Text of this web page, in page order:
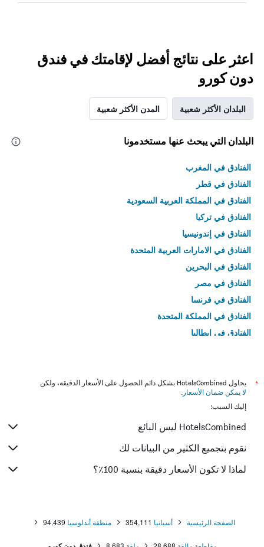
اعثر على نتائج أفضل لإقامتك في فندق
دون كورو
البلدان الأكثر شعبية المدن الأكثر شعبية
البلدان التي يبحث عنها مستخدمونا
الفنادق في المغرب
الفنادق في قطر
الفنادق في المملكة العربية السعودية
الفنادق في تركيا
الفنادق في إندونيسيا
الفنادق في الامارات العربية المتحدة
الفنادق في البحرين
الفنادق في مصر
الفنادق في فرنسا
الفنادق في المملكة المتحدة
الفنادق في إيطاليا
*
يحاول HotelsCombined بشكل دائم الحصول على الأسعار الدقيقة، ولكن
لا يمكن ضمان الأسعار .
إليك السبب:
HotelsCombined ليس البائع
نقوم بتجميع الكثير من البيانات لك
لماذا لا تكون الأسعار دقيقة بنسبة 100٪؟
الصفحة الرئيسية أسبانيا 354,111 منطقة أندلوسيا 94,439